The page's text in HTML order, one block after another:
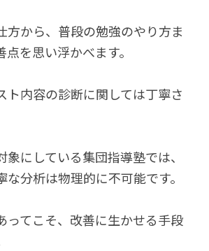
方から、普段の勉強のやり方ま
を思い浮かべます。
ト内容の診断に関しては丁寧さ
にしている集団指導塾では、
な分析は物理的に不可能です。
ってこそ、改善に生かせる手段